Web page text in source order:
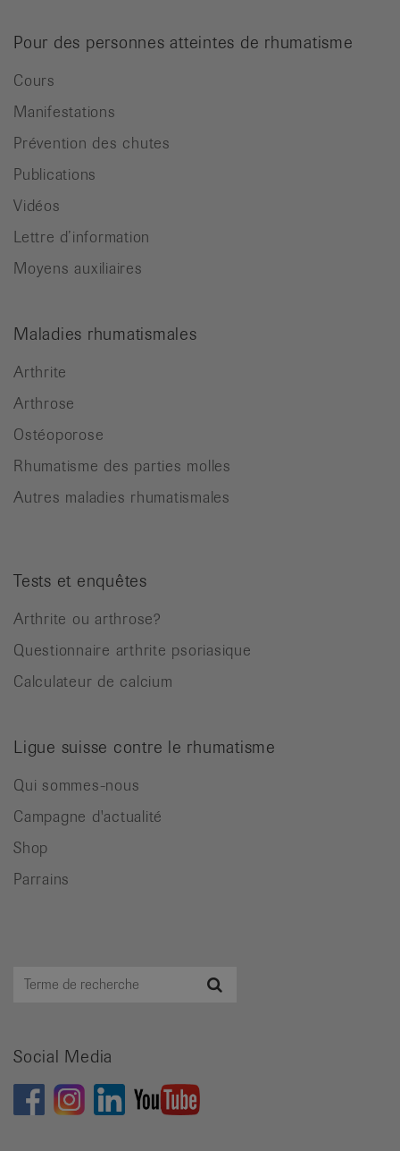
Pour des personnes atteintes de rhumatisme
Cours
Manifestations
Prévention des chutes
Publications
Vidéos
Lettre d’information
Moyens auxiliaires
Maladies rhumatismales
Arthrite
Arthrose
Ostéoporose
Rhumatisme des parties molles
Autres maladies rhumatismales
Tests et enquêtes
Arthrite ou arthrose?
Questionnaire arthrite psoriasique
Calculateur de calcium
Ligue suisse contre le rhumatisme
Qui sommes-nous
Campagne d'actualité
Shop
Parrains
Terme
Social Media